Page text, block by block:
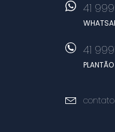
41
41
PLANTÃO